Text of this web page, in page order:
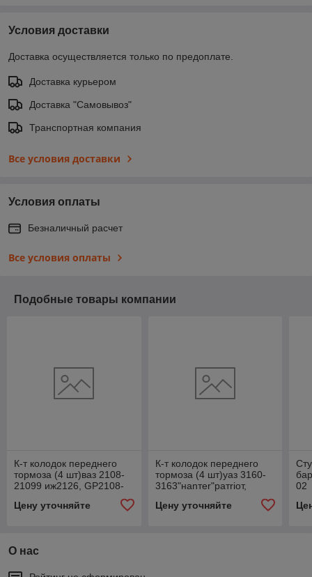
Условия доставки
Доставка осуществляется только по предоплате.
Доставка курьером
Доставка "Самовывоз"
Транспортная компания
Все условия доставки
Условия оплаты
Безналичный расчет
Все условия оплаты
Подобные товары компании
К-т колодок переднего
тормоза (4 шт)ваз 2108-
21099 иж2126, GP2108-
Цену уточняйте
К-т колодок переднего
тормоза (4 шт)уаз 3160-
3163"наnтеr"ратriот,
Цену уточняйте
02
О нас